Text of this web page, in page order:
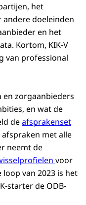
het
doeleinden
en het
Kortom, KIK-V
van professional
zorgaanbieders
en wat de
deafsprakenset
met alle
neemt de
voor
loop van 2023 is het
starter de ODB-